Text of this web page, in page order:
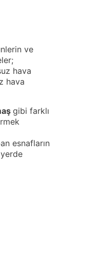
ve
hava
hava
gibi farklı
esnafların